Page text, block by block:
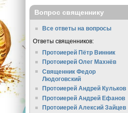
Вопрос священнику
Все ответы на вопросы
Ответы священников:
Протоиерей Пётр Винник
Протоиерей Олег Махнёв
Священник Федор
Людоговский
Протоиерей Андрей Кульков
Протоиерей Андрей Ефанов
Протоиерей Алексий Зайцев